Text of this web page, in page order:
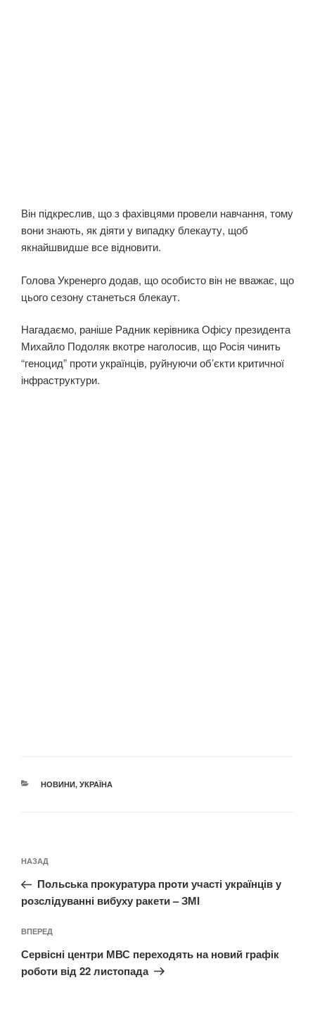
Він підкреслив, що з фахівцями провели навчання, тому
вони знають, як діяти у випадку блекауту, щоб
якнайшвидше все відновити.
Голова Укренерго додав, що особисто він не вважає, що
цього сезону станеться блекаут.
Нагадаємо, раніше Радник керівника Офісу президента
Михайло Подоляк вкотре наголосив, що Росія чинить
“геноцид” проти українців, руйнуючи об’єкти критичної
інфраструктури.
КАТЕГОРІЇ
НОВИНИ, УКРАЇНА
записів
Попередній
запис:
НАЗАД
Польська прокуратура проти участі українців у
розслідуванні вибуху ракети – ЗМІ
Наступний
запис
ВПЕРЕД
Сервісні центри МВС переходять на новий графік
роботи від 22 листопада